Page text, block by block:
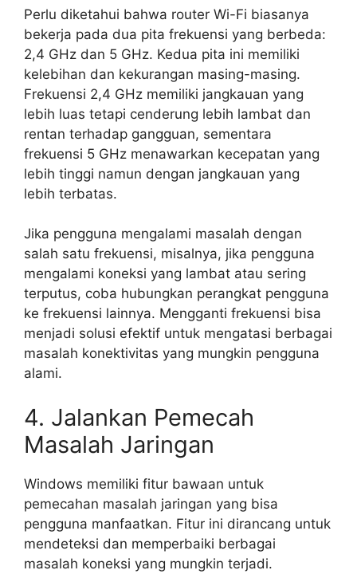
Perlu diketahui bahwa router Wi-Fi biasanya
bekerja pada dua pita frekuensi yang berbeda:
2,4 GHz dan 5 GHz. Kedua pita ini memiliki
kelebihan dan kekurangan masing-masing.
Frekuensi 2,4 GHz memiliki jangkauan yang
lebih luas tetapi cenderung lebih lambat dan
rentan terhadap gangguan, sementara
frekuensi 5 GHz menawarkan kecepatan yang
lebih tinggi namun dengan jangkauan yang
lebih terbatas.
Jika pengguna mengalami masalah dengan
salah satu frekuensi, misalnya, jika pengguna
mengalami koneksi yang lambat atau sering
terputus, coba hubungkan perangkat pengguna
ke frekuensi lainnya. Mengganti frekuensi bisa
menjadi solusi efektif untuk mengatasi berbagai
masalah konektivitas yang mungkin pengguna
alami.
4. Jalankan Pemecah
Masalah Jaringan
Windows memiliki fitur bawaan untuk
pemecahan masalah jaringan yang bisa
pengguna manfaatkan. Fitur ini dirancang untuk
mendeteksi dan memperbaiki berbagai
masalah koneksi yang mungkin terjadi.